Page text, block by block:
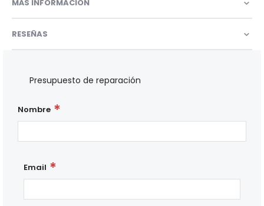
MÁS INFORMACIÓN
RESEÑAS
Presupuesto de reparación
Nombre
Email